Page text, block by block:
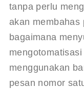
tanpa perlu
akan membahas
bagaimana
menggunakan
pesan nomor